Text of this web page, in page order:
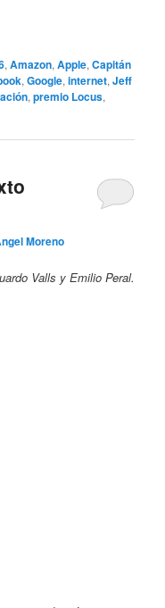
,Amazon,Apple,Capitán
,Google,internet,Jeff
,premio Locus,
Moreno
Valls y Emilio Peral.